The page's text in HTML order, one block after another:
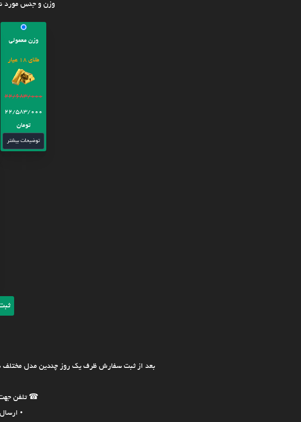
وزن و جنس مورد
وزن معمولی
طلای 18 عیار
22/683/000
22/583/000
تومان
توضیحات بیشتر
بعد از ثبت سفارش ظرف یک روز چندین مدل مختلف
☎ تلفن
•